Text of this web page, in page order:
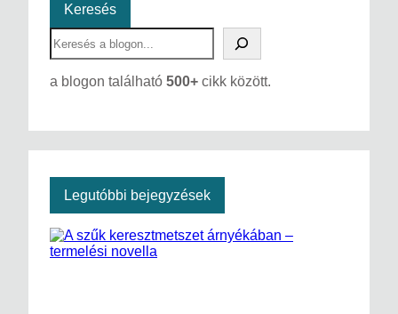
Keresés
S
e
r
a blogon található 500+ cikk között.
Legutóbbi bejegyzések